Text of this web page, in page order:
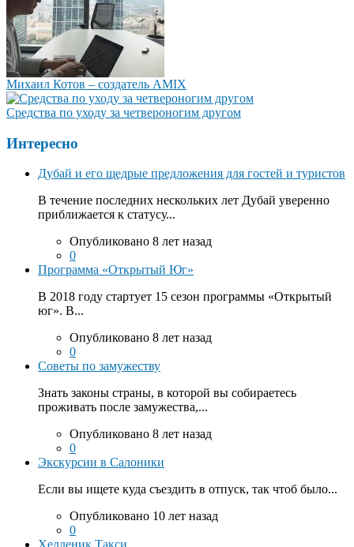
Михаил Котов – создатель AMIX
Средства по уходу за четвероногим другом
Интересно
Дубай и его щедрые предложения для гостей и туристов
В течение последних нескольких лет Дубай уверенно
приближается к статусу...
Опубликовано 8 лет назад
0
Программа «Открытый Юг»
В 2018 году стартует 15 сезон программы «Открытый
юг». В...
Опубликовано 8 лет назад
0
Советы по замужеству
Знать законы страны, в которой вы собираетесь
проживать после замужества,...
Опубликовано 8 лет назад
0
Экскурсии в Салоники
Если вы ищете куда съездить в отпуск, так чтоб было...
Опубликовано 10 лет назад
0